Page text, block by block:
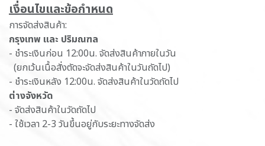
เ​งื่อนไขและข้อกำหนด
การจัดส่งสินค้า:
กรุงเทพ และ ปริมณฑล
- ชำระเงินก่อน 12:00น. จัดส่งสินค้าภายในวัน
(ยกเว้นเนื้อสั่งตัดจะจัดส่งสินค้าในวันถัดไป)
- ชำระเงินหลัง 12:00น. จัดส่งสินค้าในวัดถัดไป
ต่างจังหวัด
- จัดส่งสินค้าในวัดถัดไป
- ใช้เวลา 2-3 วันขึ้นอยู่กับระยะทางจัดส่ง